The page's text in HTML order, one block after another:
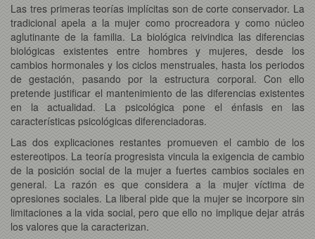
Las tres primeras teorías implícitas son de corte conservador. La
tradicional apela a la mujer como procreadora y como núcleo
aglutinante de la familia. La biológica reivindica las diferencias
biológicas existentes entre hombres y mujeres, desde los
cambios hormonales y los ciclos menstruales, hasta los periodos
de gestación, pasando por la estructura corporal. Con ello
pretende justificar el mantenimiento de las diferencias existentes
en la actualidad. La psicológica pone el énfasis en las
características psicológicas diferenciadoras.
Las dos explicaciones restantes promueven el cambio de los
estereotipos. La teoría progresista vincula la exigencia de cambio
de la posición social de la mujer a fuertes cambios sociales en
general. La razón es que considera a la mujer víctima de
opresiones sociales. La liberal pide que la mujer se incorpore sin
limitaciones a la vida social, pero que ello no implique dejar atrás
los valores que la caracterizan.